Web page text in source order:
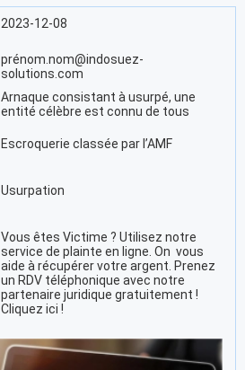
2023-12-08
prénom.nom@indosuez-
solutions.com
Arnaque consistant à usurpé, une
entité célèbre est connu de tous
Escroquerie classée par l’AMF
Usurpation
Vous êtes Victime ? Utilisez notre
service de plainte en ligne. On vous
aide à récupérer votre argent. Prenez
un RDV téléphonique avec notre
partenaire juridique gratuitement !
Cliquez ici !